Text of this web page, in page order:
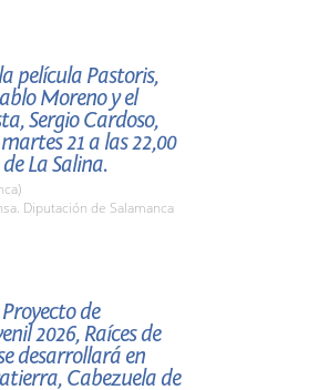
película Pastoris,
Moreno y el
Sergio Cardoso,
21 a las 22,00
La Salina.
Diputación de Salamanca
de
2026, Raíces de
desarrollará en
Cabezuela de